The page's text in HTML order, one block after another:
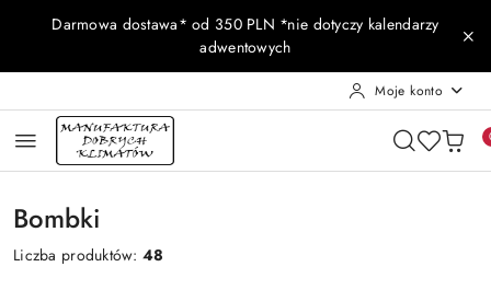
Przejdź do treści głównej
Przejdź do wyszukiwarki
Przejdź do moje konto
Przejdź do menu głównego
Przejdź do stopki
Darmowa dostawa* od 350 PLN *nie dotyczy kalendarzy
adwentowych
Moje konto
Bombki
Liczba produktów:48